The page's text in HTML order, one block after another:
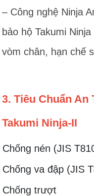
– Công nghệ Ninja
bảo hộ Takumi
vòm chân, hạn chế
3. Tiêu Chuẩn An
Takumi Ninja-II
Chống nén (JIS
Chống va đập (JIS
Chống trượt